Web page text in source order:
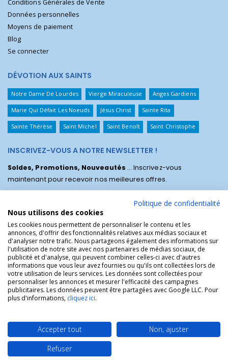
Conditions Générales de Vente
Données personnelles
Moyens de paiement
Blog
Se connecter
DÉVOTION AUX SAINTS
Notre Dame De Lourdes Vierge Miraculeuse Anges Gardiens
Marie Qui Défait Les Noeuds Jésus Christ Sainte Rita
Sainte Thérèse Saint Michel Saint Benoît Saint Christophe
INSCRIVEZ-VOUS A NOTRE NEWSLETTER !
Soldes, Promotions, Nouveautés ... Inscrivez-vous
maintenant pour recevoir nos meilleures offres.
La Boutique des Chrétiens © | La boutique religieuse chrétienne de
référence !.
Politique de confidentialité
Nous utilisons des cookies
Les cookies nous permettent de personnaliser le contenu et les
annonces, d'offrir des fonctionnalités relatives aux médias sociaux et
d'analyser notre trafic. Nous partageons également des informations sur
l'utilisation de notre site avec nos partenaires de médias sociaux, de
publicité et d'analyse, qui peuvent combiner celles-ci avec d'autres
informations que vous leur avez fournies ou qu'ils ont collectées lors de
votre utilisation de leurs services. Les données sont collectées pour
personnaliser les annonces et mesurer l'efficacité des campagnes
publicitaires. Les données peuvent être partagées avec Google LLC. Pour
plus d'informations, cliquez ici.
Accepter tout
Non, ajuster
Refuser